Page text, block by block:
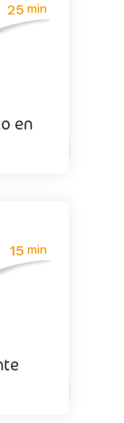
25 min
en
15 min